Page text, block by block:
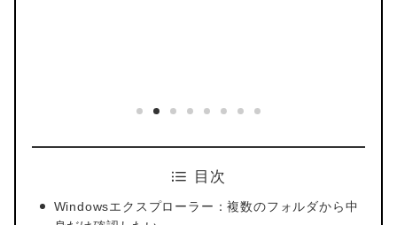
目次
Windowsエクスプローラー：複数のフォルダから中